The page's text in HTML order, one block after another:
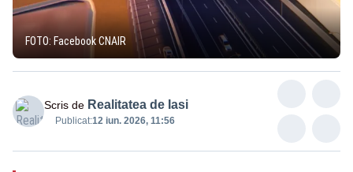
FOTO: Facebook CNAIR
Scris de Realitatea de Iasi
Publicat:12 iun. 2026, 11:56